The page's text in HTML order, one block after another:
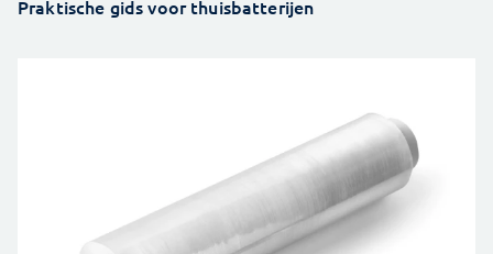
Praktische gids voor thuisbatterijen